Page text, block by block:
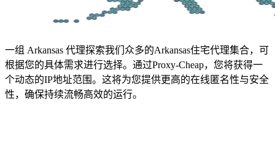
一组 Arkansas 代理探索我们众多的Arkansas住宅代理集合，可
根据您的具体需求进行选择。通过Proxy-Cheap，您将获得一
个动态的IP地址范围。这将为您提供更高的在线匿名性与安全
性，确保持续流畅高效的运行。